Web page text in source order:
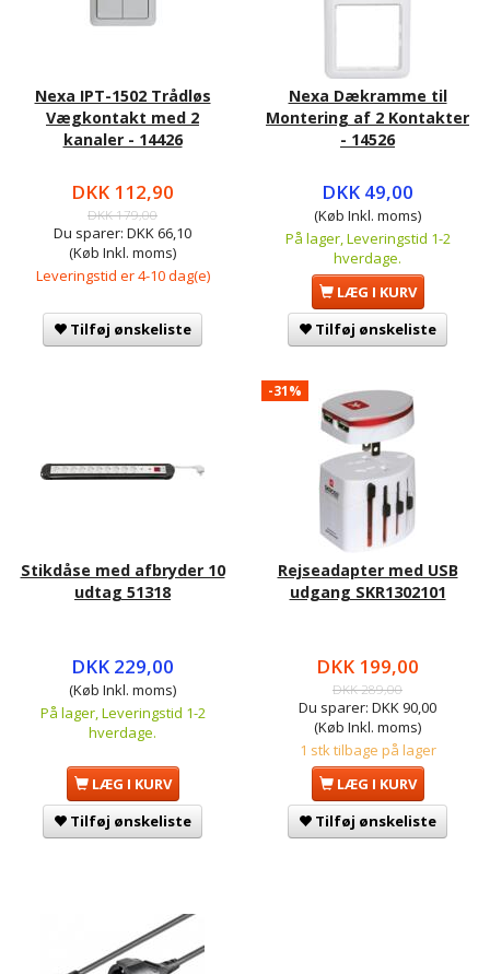
Nexa IPT-1502 Trådløs
Vægkontakt med 2
kanaler - 14426
DKK 112,90
DKK 179,00
Du sparer: DKK 66,10
(Køb Inkl. moms)
Leveringstid er 4-10 dag(e)
Tilføj ønskeliste
Nexa Dækramme til
Montering af 2 Kontakter
- 14526
DKK 49,00
(Køb Inkl. moms)
På lager, Leveringstid 1-2
hverdage.
LÆG I KURV
Tilføj ønskeliste
Stikdåse med afbryder 10
udtag 51318
DKK 229,00
(Køb Inkl. moms)
På lager, Leveringstid 1-2
hverdage.
LÆG I KURV
Tilføj ønskeliste
-31%
Rejseadapter med USB
udgang SKR1302101
DKK 199,00
DKK 289,00
Du sparer: DKK 90,00
(Køb Inkl. moms)
1 stk tilbage på lager
LÆG I KURV
Tilføj ønskeliste